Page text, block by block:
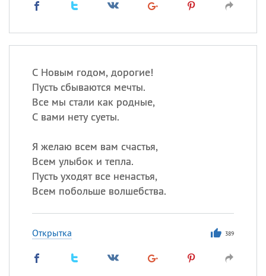
С Новым годом, дорогие!
Пусть сбываются мечты.
Все мы стали как родные,
С вами нету суеты.
Я желаю всем вам счастья,
Всем улыбок и тепла.
Пусть уходят все ненастья,
Всем побольше волшебства.
Открытка 389